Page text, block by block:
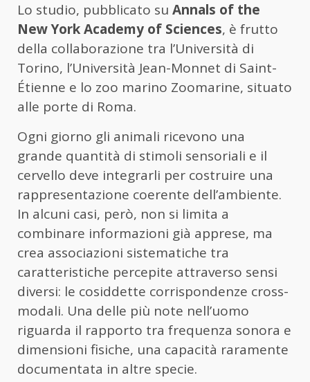
Lo studio, pubblicato su Annals of the
New York Academy of Sciences, è frutto
della collaborazione tra l’Università di
Torino, l’Università Jean-Monnet di Saint-
Étienne e lo zoo marino Zoomarine, situato
alle porte di Roma.
Ogni giorno gli animali ricevono una
grande quantità di stimoli sensoriali e il
cervello deve integrarli per costruire una
rappresentazione coerente dell’ambiente.
In alcuni casi, però, non si limita a
combinare informazioni già apprese, ma
crea associazioni sistematiche tra
caratteristiche percepite attraverso sensi
diversi: le cosiddette corrispondenze cross-
modali. Una delle più note nell’uomo
riguarda il rapporto tra frequenza sonora e
dimensioni fisiche, una capacità raramente
documentata in altre specie.